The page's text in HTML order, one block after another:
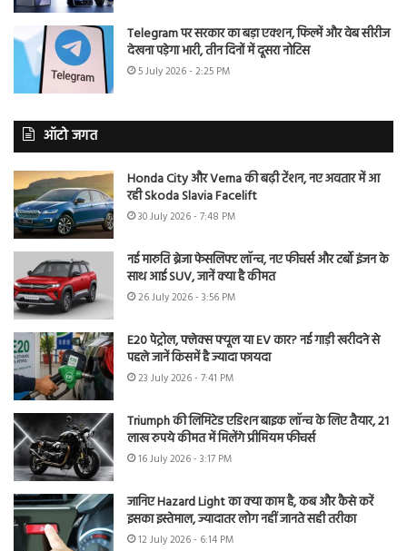
Telegram पर सरकार का बड़ा एक्शन, फिल्में और वेब सीरीज
देखना पड़ेगा भारी, तीन दिनों में दूसरा नोटिस
5 July 2026 - 2:25 PM
ऑटो जगत
Honda City और Verna की बढ़ी टेंशन, नए अवतार में आ
रही Skoda Slavia Facelift
30 July 2026 - 7:48 PM
नई मारुति ब्रेजा फेसलिफ्ट लॉन्च, नए फीचर्स और टर्बो इंजन के
साथ आई SUV, जानें क्या है कीमत
26 July 2026 - 3:56 PM
E20 पेट्रोल, फ्लेक्स फ्यूल या EV कार? नई गाड़ी खरीदने से
पहले जानें किसमें है ज्यादा फायदा
23 July 2026 - 7:41 PM
Triumph की लिमिटेड एडिशन बाइक लॉन्च के लिए तैयार, 21
लाख रुपये कीमत में मिलेंगे प्रीमियम फीचर्स
16 July 2026 - 3:17 PM
जानिए Hazard Light का क्या काम है, कब और कैसे करें
इसका इस्तेमाल, ज्यादातर लोग नहीं जानते सही तरीका
12 July 2026 - 6:14 PM